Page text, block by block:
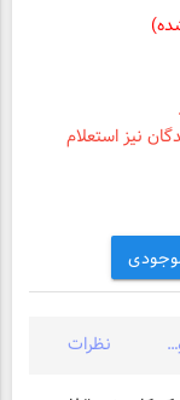
نیز استعلام
سایر محصولات شرکت نظرات